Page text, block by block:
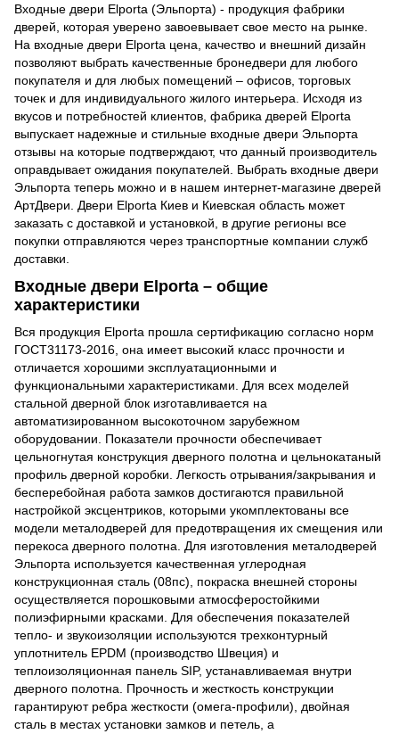
Входные двери Еlporta (Эльпорта) - продукция фабрики
дверей, которая уверено завоевывает свое место на рынке.
На входные двери Еlporta цена, качество и внешний дизайн
позволяют выбрать качественные бронедвери для любого
покупателя и для любых помещений – офисов, торговых
точек и для индивидуального жилого интерьера. Исходя из
вкусов и потребностей клиентов, фабрика дверей Elporta
выпускает надежные и стильные входные двери Эльпорта
отзывы на которые подтверждают, что данный производитель
оправдывает ожидания покупателей. Выбрать входные двери
Эльпорта теперь можно и в нашем интернет-магазине дверей
АртДвери. Двери Еlporta Киев и Киевская область может
заказать с доставкой и установкой, в другие регионы все
покупки отправляются через транспортные компании служб
доставки.
Входные двери Еlporta – общие
характеристики
Вся продукция Еlporta прошла сертификацию согласно норм
ГОСТ31173-2016, она имеет высокий класс прочности и
отличается хорошими эксплуатационными и
функциональными характеристиками. Для всех моделей
стальной дверной блок изготавливается на
автоматизированном высокоточном зарубежном
оборудовании. Показатели прочности обеспечивает
цельногнутая конструкция дверного полотна и цельнокатаный
профиль дверной коробки. Легкость отрывания/закрывания и
бесперебойная работа замков достигаются правильной
настройкой эксцентриков, которыми укомплектованы все
модели металодверей для предотвращения их смещения или
перекоса дверного полотна. Для изготовления металодверей
Эльпорта используется качественная углеродная
конструкционная сталь (08пс), покраска внешней стороны
осуществляется порошковыми атмосферостойкими
полиэфирными красками. Для обеспечения показателей
тепло- и звукоизоляции используются трехконтурный
уплотнитель EPDM (производство Швеция) и
теплоизоляционная панель SIP, устанавливаемая внутри
дверного полотна. Прочность и жесткость конструкции
гарантируют ребра жесткости (омега-профили), двойная
сталь в местах установки замков и петель, а